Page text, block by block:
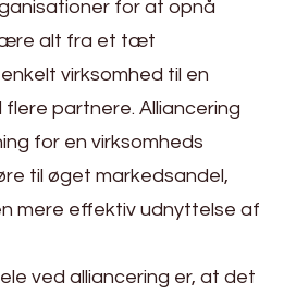
for at opnå
alt fra et tæt
virksomhed til en
partnere. Alliancering
for en virksomheds
til øget markedsandel,
mere effektiv udnyttelse af
ved alliancering er, at det